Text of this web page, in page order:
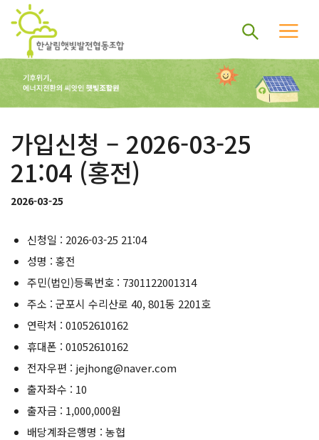
가입신청 – 2026-03-25
21:04 (홍전)
2026-03-25
신청일 : 2026-03-25 21:04
성명 : 홍전
주민(법인)등록번호 : 7301122001314
주소 : 군포시 수리산로 40, 801동 2201호
연락처 : 01052610162
휴대폰 : 01052610162
전자우편 : jejhong@naver.com
출자좌수 : 10
출자금 : 1,000,000원
배당계좌은행명 : 농협